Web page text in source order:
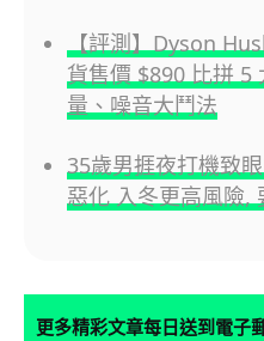
【評測】Dyson
貨售價 $890 比拼 5
量、噪音大鬥法
35歲男捱夜打機致
惡化 入冬更高風險,
更多精彩文章每日送到電子